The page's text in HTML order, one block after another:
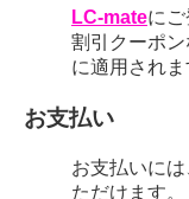
LC-mateにご
割引クーポ
に適用されま
お支払い
お支払いに
ただけます。